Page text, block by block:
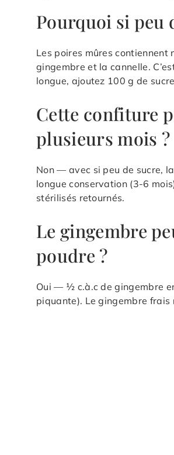
Pourquoi si peu
Les poires mûres
gingembre et la cannelle.
longue, ajoutez 100 g de
Cette confiture
plusieurs mois ?
Non — avec si peu de sucre,
longue conservation (3-6
stérilisés retournés.
Le gingembre
poudre ?
Oui — ½ c.à.c de gingembre
piquante). Le gingembre